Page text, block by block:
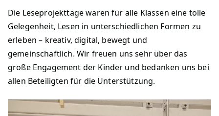
Die Leseprojekttage waren für alle Klassen eine tolle
Gelegenheit, Lesen in unterschiedlichen Formen zu
erleben – kreativ, digital, bewegt und
gemeinschaftlich. Wir freuen uns sehr über das
große Engagement der Kinder und bedanken uns bei
allen Beteiligten für die Unterstützung.